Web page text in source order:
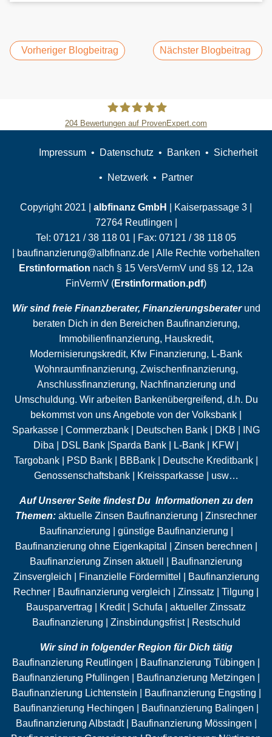
Vorheriger Blogbeitrag Nächster Blogbeitrag
204 Bewertungen auf ProvenExpert.com
Impressum Datenschutz Banken Sicherheit
Netzwerk Partner
Copyright 2021 | albfinanz GmbH
| Kaiserpassage 3 |
72764 Reutlingen |
Tel: 07121 / 38 118 01 | Fax: 07121 / 38 118 05
baufinanzierung@albfinanz.de | Alle Rechte vorbehalten
Erstinformation nach § 15 VersVermV und §§ 12, 12a
FinVermV (Erstinformation.pdf)
Wir sind freie Finanzberater, Finanzierungsberaterund
beraten Dich in den Bereichen Baufinanzierung,
Immobilienfinanzierung, Hauskredit,
Modernisierungskredit, Kfw Finanzierung, L-Bank
Wohnraumfinanzierung, Zwischenfinanzierung,
Anschlussfinanzierung, Nachfinanzierung und
Umschuldung. Wir arbeiten Bankenübergreifend, d.h. Du
bekommst von uns Angebote von der Volksbank |
Sparkasse | Commerzbank | Deutschen Bank | DKB | ING
Diba | DSL Bank |Sparda Bank | L-Bank | KFW |
Targobank | PSD Bank | BBBank | Deutsche Kreditbank |
Genossenschaftsbank | Kreissparkasse | usw…
Auf Unserer Seite findest Du Informationen zu den
Themen: aktuelle Zinsen Baufinanzierung | Zinsrechner
Baufinanzierung | günstige Baufinanzierung |
Baufinanzierung ohne Eigenkapital
| Zinsen berechnen |
Baufinanzierung Zinsen aktuell | Baufinanzierung
Zinsvergleich | Finanzielle Fördermittel | Baufinanzierung
Rechner | Baufinanzierung vergleich | Zinssatz | Tilgung
Bausparvertrag | Kredit | Schufa | aktueller Zinssatz
Baufinanzierung | Zinsbindungsfrist |
Restschuld
Wir sind in folgender Region für Dich tätig
Baufinanzierung Reutlingen | Baufinanzierung Tübingen |
Baufinanzierung Pfullingen | Baufinanzierung Metzingen |
Baufinanzierung Lichtenstein | Baufinanzierung Engsting |
Baufinanzierung Hechingen | Baufinanzierung Balingen |
Baufinanzierung Albstadt | Baufinanzierung Mössingen |